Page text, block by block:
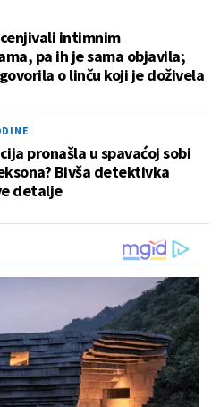
intimnim
pa ih je sama objavila;
o linču koji je doživela
pronašla u spavaćoj sobi
Bivša detektivka
detalje